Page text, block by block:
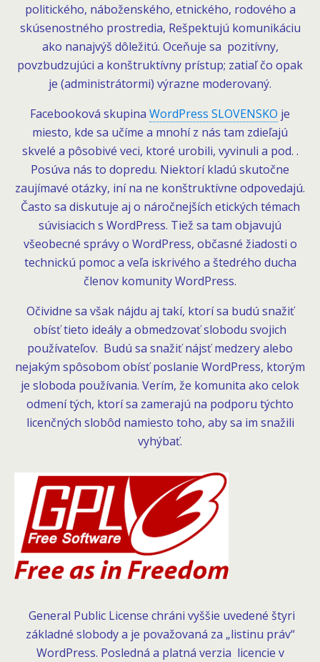
politického, náboženského, etnického, rodového a
skúsenostného prostredia, Rešpektujú komunikáciu
ako nanajvýš dôležitú. Oceňuje sa pozitívny,
povzbudzujúci a konštruktívny prístup; zatiaľ čo opak
je (administrátormi) výrazne moderovaný.
Facebooková skupina WordPress SLOVENSKO je
miesto, kde sa učíme a mnohí z nás tam zdieľajú
skvelé a pôsobivé veci, ktoré urobili, vyvinuli a pod. .
Posúva nás to dopredu. Niektorí kladú skutočne
zaujímavé otázky, iní na ne konštruktívne odpovedajú.
Často sa diskutuje aj o náročnejších etických témach
súvisiacich s WordPress. Tiež sa tam objavujú
všeobecné správy o WordPress, občasné žiadosti o
technickú pomoc a veľa iskrivého a štedrého ducha
členov komunity WordPress.
Očividne sa však nájdu aj takí, ktorí sa budú snažiť
obísť tieto ideály a obmedzovať slobodu svojich
používateľov. Budú sa snažiť nájsť medzery alebo
nejakým spôsobom obísť poslanie WordPress, ktorým
je sloboda používania. Verím, že komunita ako celok
odmení tých, ktorí sa zamerajú na podporu týchto
licenčných slobôd namiesto toho, aby sa im snažili
vyhýbať.
General Public License chráni vyššie uvedené štyri
základné slobody a je považovaná za „listinu práv“
WordPress. Posledná a platná verzia licencie v